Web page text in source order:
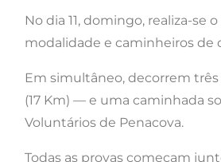
No dia 11, domingo, realiza-se
modalidade e caminheiros de
Em simultâneo, decorrem três
(17 Km) — e uma caminhada
Voluntários de Penacova.
Todas as provas começam